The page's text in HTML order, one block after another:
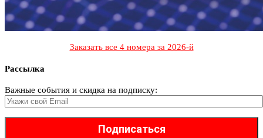
Заказать все 4 номера за 2026-й
Рассылка
Важные события и скидка на подписку: